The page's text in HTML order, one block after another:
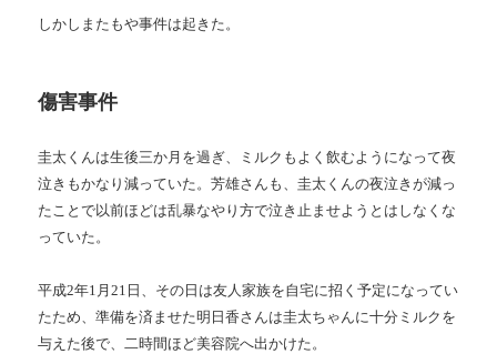
しかしまたもや事件は起きた。
傷害事件
圭太くんは生後三か月を過ぎ、ミルクもよく飲むようになって夜
泣きもかなり減っていた。芳雄さんも、圭太くんの夜泣きが減っ
たことで以前ほどは乱暴なやり方で泣き止ませようとはしなくな
っていた。
平成2年1月21日、その日は友人家族を自宅に招く予定になってい
たため、準備を済ませた明日香さんは圭太ちゃんに十分ミルクを
与えた後で、二時間ほど美容院へ出かけた。